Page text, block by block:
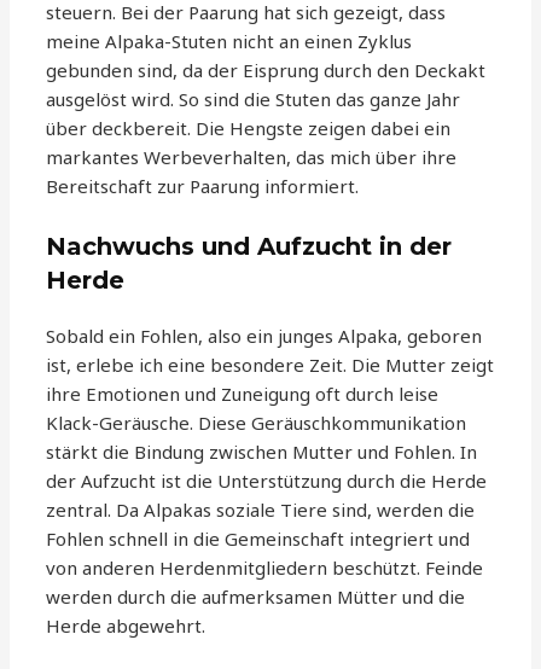
steuern. Bei der Paarung hat sich gezeigt, dass
meine Alpaka-Stuten nicht an einen Zyklus
gebunden sind, da der Eisprung durch den Deckakt
ausgelöst wird. So sind die Stuten das ganze Jahr
über deckbereit. Die Hengste zeigen dabei ein
markantes Werbeverhalten, das mich über ihre
Bereitschaft zur Paarung informiert.
Nachwuchs und Aufzucht in der
Herde
Sobald ein Fohlen, also ein junges Alpaka, geboren
ist, erlebe ich eine besondere Zeit. Die Mutter zeigt
ihre Emotionen und Zuneigung oft durch leise
Klack-Geräusche. Diese Geräuschkommunikation
stärkt die Bindung zwischen Mutter und Fohlen. In
der Aufzucht ist die Unterstützung durch die Herde
zentral. Da Alpakas soziale Tiere sind, werden die
Fohlen schnell in die Gemeinschaft integriert und
von anderen Herdenmitgliedern beschützt. Feinde
werden durch die aufmerksamen Mütter und die
Herde abgewehrt.